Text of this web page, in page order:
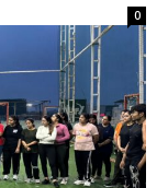
0